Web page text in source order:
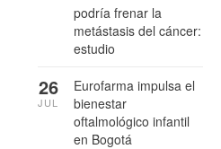
podría frenar la
metástasis del cáncer:
estudio
Eurofarma impulsa el
bienestar
oftalmológico infantil
en Bogotá
26
JUL